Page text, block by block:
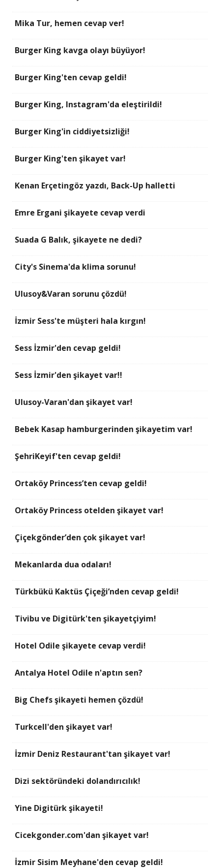
Mika Tur, hemen cevap ver!
Burger King kavga olayı büyüyor!
Burger King'ten cevap geldi!
Burger King, Instagram'da eleştirildi!
Burger King'in ciddiyetsizliği!
Burger King'ten şikayet var!
Kenan Erçetingöz yazdı, Back-Up halletti
Emre Ergani şikayete cevap verdi
Suada G Balık, şikayete ne dedi?
City's Sinema'da klima sorunu!
Ulusoy&Varan sorunu çözdü!
İzmir Sess'te müşteri hala kırgın!
Sess İzmir'den cevap geldi!
Sess İzmir'den şikayet var!!
Ulusoy-Varan'dan şikayet var!
Bebek Kasap hamburgerinden şikayetim var!
ŞehriKeyif'ten cevap geldi!
Ortaköy Princess’ten cevap geldi!
Ortaköy Princess otelden şikayet var!
Çiçekgönder’den çok şikayet var!
Mekanlarda dua odaları!
Türkbükü Kaktüs Çiçeği’nden cevap geldi!
Tivibu ve Digitürk'ten şikayetçiyim!
Hotel Odile şikayete cevap verdi!
Antalya Hotel Odile n'aptın sen?
Big Chefs şikayeti hemen çözdü!
Turkcell'den şikayet var!
İzmir Deniz Restaurant'tan şikayet var!
Dizi sektöründeki dolandırıcılık!
Yine Digitürk şikayeti!
Cicekgonder.com'dan şikayet var!
İzmir Sisim Meyhane'den cevap geldi!